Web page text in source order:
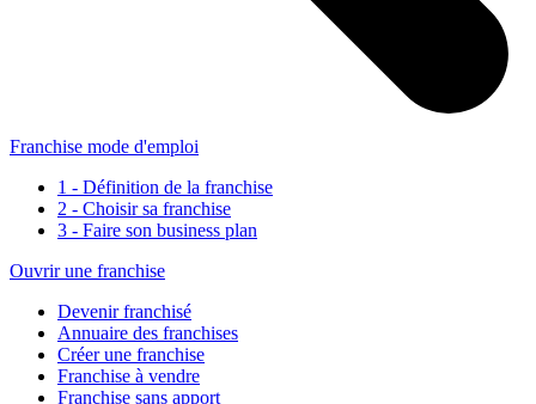
Franchise mode d'emploi
1 - Définition de la franchise
2 - Choisir sa franchise
3 - Faire son business plan
Ouvrir une franchise
Devenir franchisé
Annuaire des franchises
Créer une franchise
Franchise à vendre
Franchise sans apport